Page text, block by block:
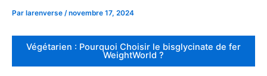
Par larenverse /novembre 17, 2024
Végétarien : Pourquoi Choisir le bisglycinate de fer
WeightWorld ?